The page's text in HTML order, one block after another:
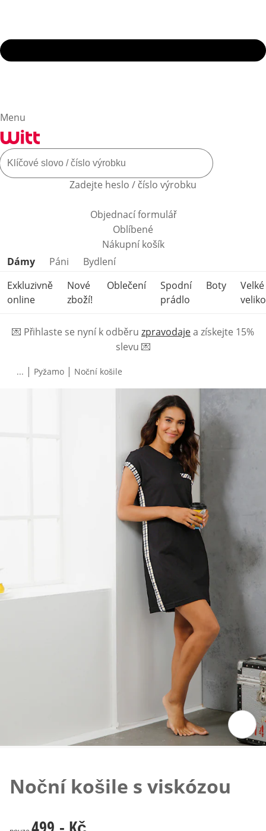
Menu
Zadejte heslo / číslo výrobku
Objednací formulář
Oblíbené
Nákupní košík
Přeskočit kategorie produktů
Dámy Páni
Bydlení
Exkluzivně
online
Nové
zboží!
Oblečení
Spodní
prádlo
Boty
Velké
💌 Přihlaste se nyní k odběru zpravodajea získejte 15%
slevu 💌
... | Pyžamo | Noční košile
Noční košile s viskózou
499,- Kč